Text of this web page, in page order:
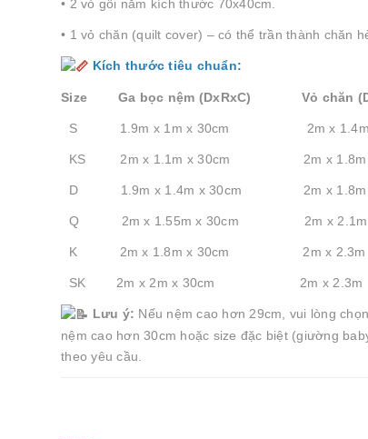
• 2 vỏ gối nằm kích thước 70x40cm.
• 1 vỏ chăn (quilt cover) – có thể trần thành chăn
Kích thước tiêu chuẩn:
Size Ga bọc nệm (DxRxC) Vỏ chăn
S 1.9m x 1m x 30cm 2m x 1.4m
KS 2m x 1.1m x 30cm 2m x 1.8m
D 1.9m x 1.4m x 30cm 2m x 1.8m
Q 2m x 1.55m x 30cm 2m x 2.1m
K 2m x 1.8m x 30cm 2m x 2.3m
SK 2m x 2m x 30cm 2m x 2.3m
Lưu ý: Nếu nệm cao hơn 29cm, vui lòng
nệm cao hơn 30cm hoặc size đặc biệt (giường
theo yêu cầu.